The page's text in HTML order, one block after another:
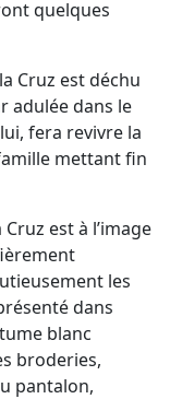
quelques
Cruz est déchu
adulée dans le
fera revivre la
mettant fin
est à l’image
les
dans
blanc
broderies,
pantalon,